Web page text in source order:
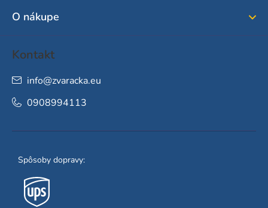
O nákupe
Kontakt
info@zvaracka.eu
0908994113
Spôsoby dopravy: